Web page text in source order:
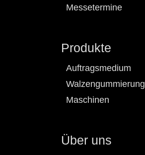
Messetermine
Produkte
Auftragsmedium
Walzengummierung
Maschinen
Über uns